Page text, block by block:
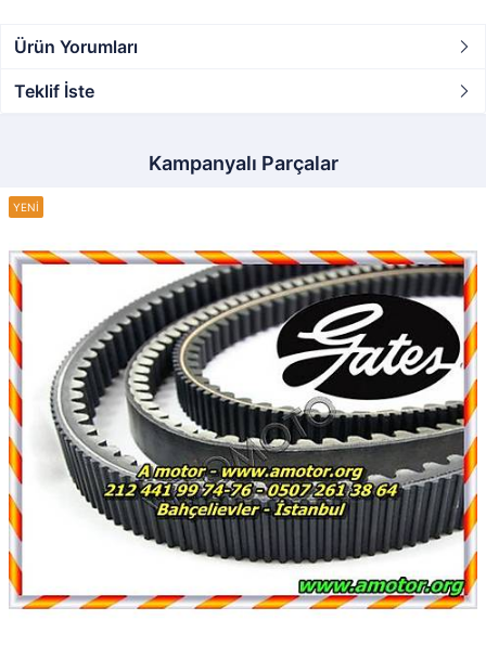
Ürün Yorumları
Teklif İste
Kampanyalı Parçalar